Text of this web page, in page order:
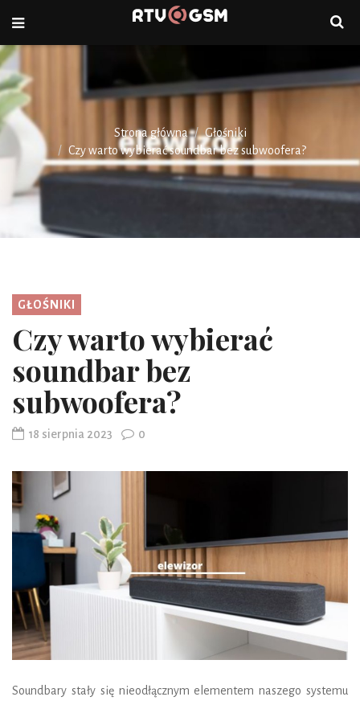
Strona główna
Głośniki
Czy warto wybierać soundbar bez subwoofera?
GŁOŚNIKI
Czy warto wybierać
soundbar bez
subwoofera?
18 sierpnia 2023 0
Soundbary stały się nieodłącznym elementem naszego systemu